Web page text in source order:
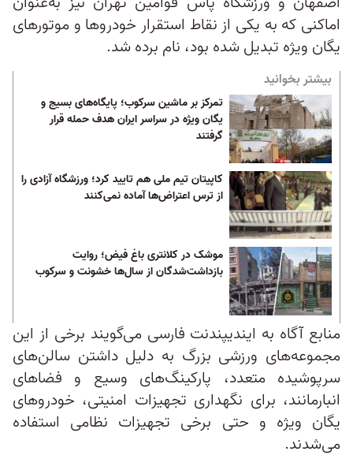
اماکنی که به یکی از نقاط استقرار خودروها و موتورهای
یگان ویژه تبدیل شده بود، نام برده شد.
بیشتر بخوانید
تمرکز بر ماشین سرکوب؛ پایگاه‌های بسیج و
یگان ویژه در سراسر ایران هدف حمله قرار
گرفتند
کاپیتان تیم ملی هم تایید کرد؛ ورزشگاه آزادی را
از ترس اعتراض‌ها آماده نمی‌کنند
موشک در کلانتری باغ فیض؛ روایت
بازداشت‌شدگان از سال‌ها خشونت و سرکوب
منابع آگاه به ایندیپندنت فارسی می‌گویند برخی از این
مجموعه‌های ورزشی بزرگ به دلیل داشتن سالن‌های
سرپوشیده متعدد، پارکینگ‌های وسیع و فضاهای
انبارمانند، برای نگهداری تجهیزات امنیتی، خودروهای
یگان ویژه و حتی برخی تجهیزات نظامی استفاده
می‌شدند.